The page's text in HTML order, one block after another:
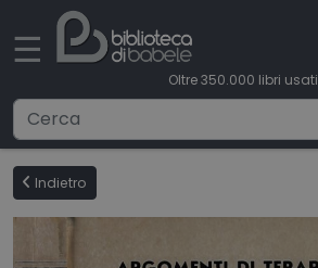
☰
Oltre 350.000 libri usati
Ricerca avanzata
CATEGORIE
Indietro